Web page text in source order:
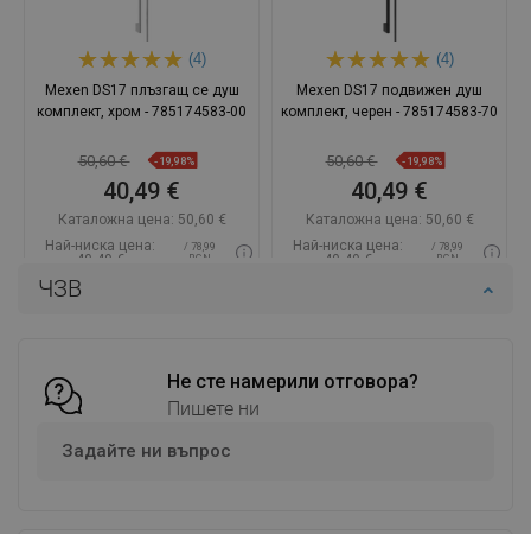
ЧЗВ
Не сте намерили отговора?
Пишете ни
Задайте ни въпрос
(4)
Mexen DS17 плъзгащ се душ
комплект, хром - 785174583-00
50,60 € -19,98%
40,49 €
Каталожна цена: 50,60 €
Най-ниска цена:
40,49 €
/ 78,99
BGN
Наличност:
favorite_border Любима
Сравнете
(4)
Mexen DS17 подвижен душ
комплект, черен - 785174583-70
50,60 € -19,98%
40,49 €
Каталожна цена: 50,60 €
Най-ниска цена:
40,49 €
/ 78,99
BGN
favorite_border
Сравнете